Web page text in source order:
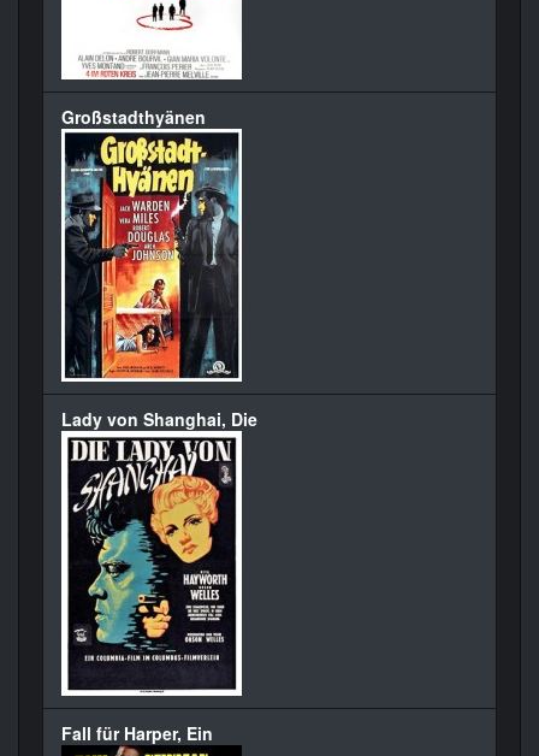
Großstadthyänen
Lady von Shanghai, Die
Fall für Harper, Ein